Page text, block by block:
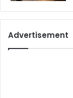
Advertisement